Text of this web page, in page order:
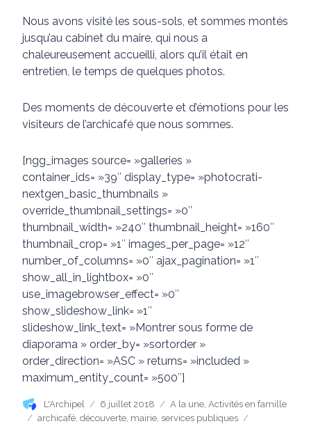
Nous avons visité les sous-sols, et sommes montés
jusqu’au cabinet du maire, qui nous a
chaleureusement accueilli, alors qu’il était en
entretien, le temps de quelques photos.
Des moments de découverte et d’émotions pour les
visiteurs de l’archicafé que nous sommes.
[ngg_images source= »galleries »
container_ids= »39″ display_type= »photocrati-
nextgen_basic_thumbnails »
override_thumbnail_settings= »0″
thumbnail_width= »240″ thumbnail_height= »160″
thumbnail_crop= »1″ images_per_page= »12″
number_of_columns= »0″ ajax_pagination= »1″
show_all_in_lightbox= »0″
use_imagebrowser_effect= »0″
show_slideshow_link= »1″
slideshow_link_text= »Montrer sous forme de
diaporama » order_by= »sortorder »
order_direction= »ASC » returns= »included »
maximum_entity_count= »500″]
Auteur
L'Archipel
Publié
le
6 juillet 2018 Catégories
A la une, Activités en famille
Étiquettes
archicafé, découverte, mairie, services publiques